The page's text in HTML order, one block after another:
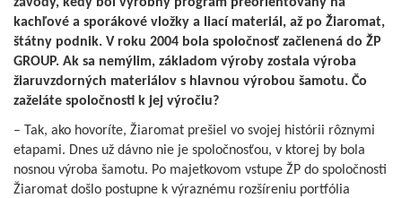
kachľové a sporákové vložky a liací materiál, až po Žiaromat,
štátny podnik. V roku 2004 bola spoločnosť začlenená do ŽP
GROUP. Ak sa nemýlim, základom výroby zostala výroba
žiaruvzdorných materiálov s hlavnou výrobou šamotu. Čo
zaželáte spoločnosti k jej výročiu?
– Tak, ako hovoríte, Žiaromat prešiel vo svojej histórii rôznymi
etapami. Dnes už dávno nie je spoločnosťou, v ktorej by bola
nosnou výroba šamotu. Po majetkovom vstupe ŽP do spoločnosti
Žiaromat došlo postupne k výraznému rozšíreniu portfólia